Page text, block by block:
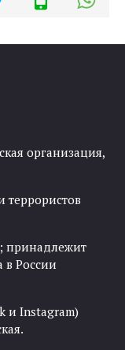
организация,
террористов
принадлежит
в России
и Instagram)